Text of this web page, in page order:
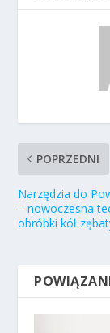
POPRZEDNI
Narzędzia do
– nowoczesna
obróbki kół